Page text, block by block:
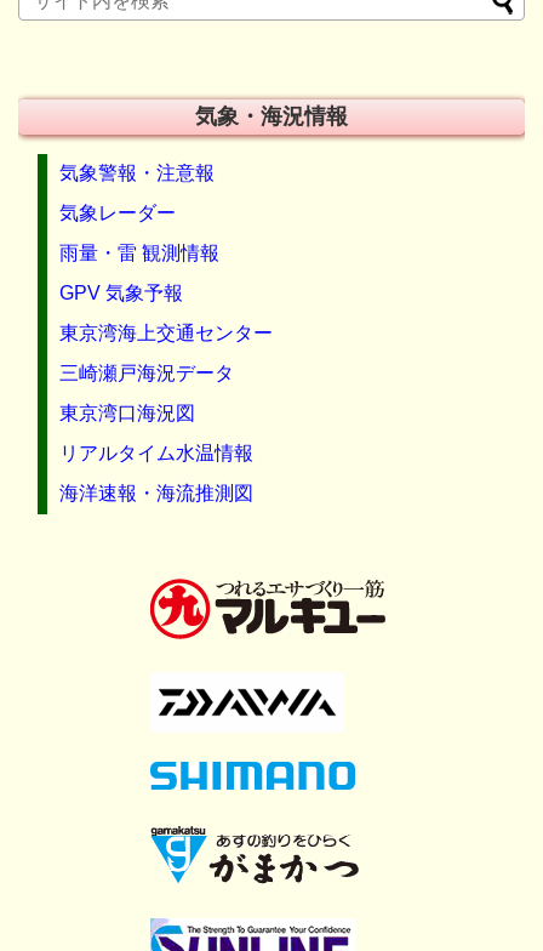
気象・海況情報
気象警報・注意報
気象レーダー
雨量・雷 観測情報
GPV 気象予報
東京湾海上交通センター
三崎瀬戸海況データ
東京湾口海況図
リアルタイム水温情報
海洋速報・海流推測図